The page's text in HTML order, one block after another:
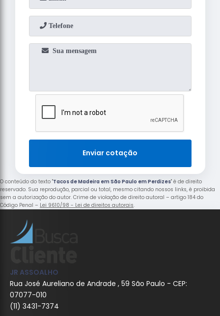
Enviar cotação
O conteúdo do texto "Tacos de Madeira em São Paulo em Perdizes" é de direito
reservado. Sua reprodução, parcial ou total, mesmo citando nossos links, é proibida
sem a autorização do autor. Crime de violação de direito autoral – artigo 184 do
Código Penal – Lei 9610/98 - Lei de direitos autorais.
JR ASSOALHO
Rua José Aureliano de Andrade , 59 São Paulo - CEP:
07077-010
(11) 3431-7374